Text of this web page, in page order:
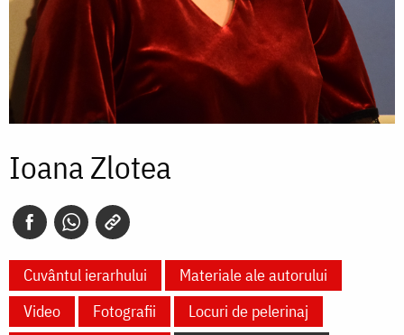
Ioana Zlotea
Cuvântul ierarhului
Materiale ale autorului
Video
Fotografii
Locuri de pelerinaj